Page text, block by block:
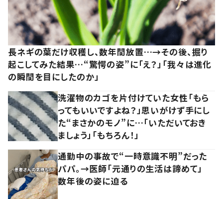
長ネギの葉だけ収穫し、数年間放置…→その後、掘り
起こしてみた結果…“驚愕の姿”に「え？」「我々は進化
の瞬間を目にしたのか」
洗濯物のカゴを片付けていた女性「もら
ってもいいですよね？」思いがけず手にし
た“まさかのモノ”に…「いただいておき
ましょう」「もちろん！」
通勤中の事故で“一時意識不明”だった
パパ。→医師「元通りの生活は諦めて」
数年後の姿に迫る